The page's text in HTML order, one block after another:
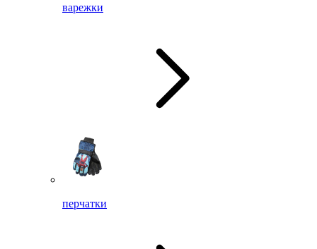
варежки
перчатки